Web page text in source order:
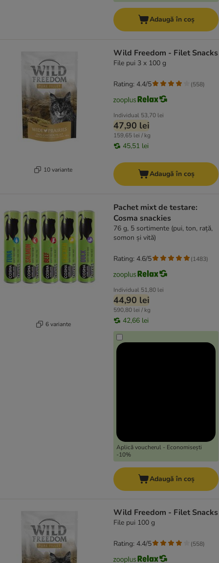
Adaugă în coș
10 variante
Wild Freedom - Filet Snacks
File pui 3 x 100 g
Individual 53,70 lei
47,90 lei
159,65 lei / kg
45,51 lei
Rating: 4.4/5 (558)
Adaugă în coș
6 variante
Pachet mixt de testare:
Cosma snackies
76 g, 5 sortimente (pui, ton, rață,
somon și vită)
Individual 51,80 lei
44,90 lei
590,80 lei / kg
42,66 lei
Aplică voucherul - Economisești
-10%
Rating: 4.6/5 (1483)
Adaugă în coș
Wild Freedom - Filet Snacks
File pui 100 g
Rating: 4.4/5 (558)